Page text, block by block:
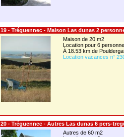
19 - Tréguennec - Maison Las dunas 2
Maison de 20 m2
Location pour 6
À 18.53 km de
Location vacances n°
20 - Tréguennec - Autres Las dunas 6 pers-
Autres de 60 m2